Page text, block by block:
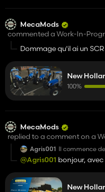
MecaMods
commented a Work-In-
Dommage qu'il ai un
New
100%
MecaMods
replied to a comment on a
Agris001 Il commence
@Agris001 bonjour, avec
New